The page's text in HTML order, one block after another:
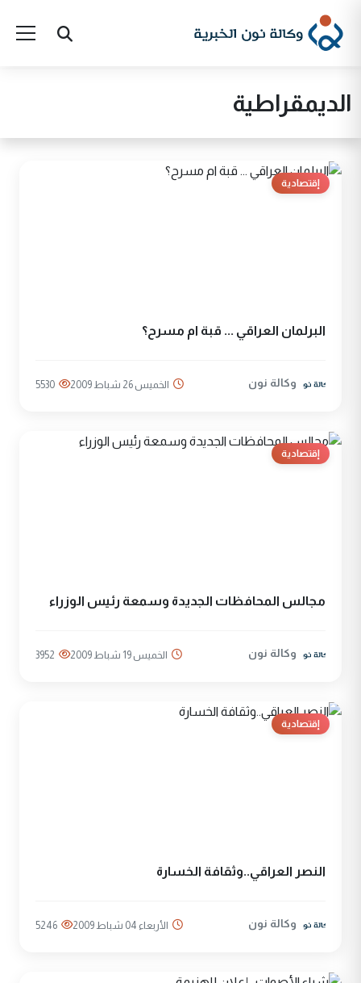
الديمقراطية
إقتصادية
البرلمان العراقي ... قبة ام مسرح؟
وكالة نون الخميس 26 شباط 2009 5530
إقتصادية
مجالس المحافظات الجديدة وسمعة رئيس الوزراء
وكالة نون الخميس 19 شباط 2009 3952
إقتصادية
النصر العراقي..وثقافة الخسارة
وكالة نون الأربعاء 04 شباط 2009 5246